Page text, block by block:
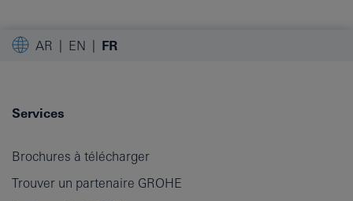
AR EN FR
Services
Brochures à télécharger
Trouver un partenaire GROHE